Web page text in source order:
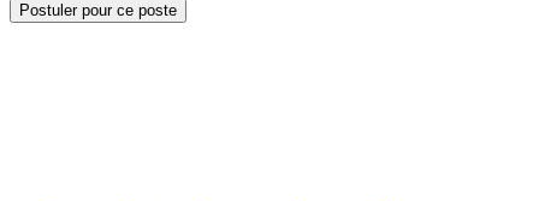
Postuler pour ce poste